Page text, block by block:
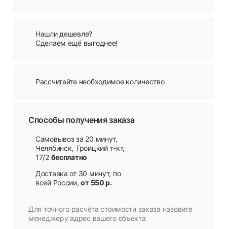
Нашли дешевле?
Сделаем ещё выгоднее!
Рассчитайте необходимое количество
Способы получения заказа
Самовывоз за 20 минут,
Челябинск, Троицкий т-кт,
17/2 бесплатно
Доставка от 30 минут, по
всей России,от 550 р.
Для точного расчёта стоимости заказа назовите
менеджеру адрес вашего объекта